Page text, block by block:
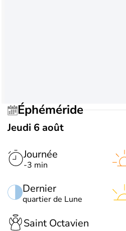
Éphéméride
Jeudi 6 août
Journée
-3 min
Dernier
quartier de Lune
Saint Octavien